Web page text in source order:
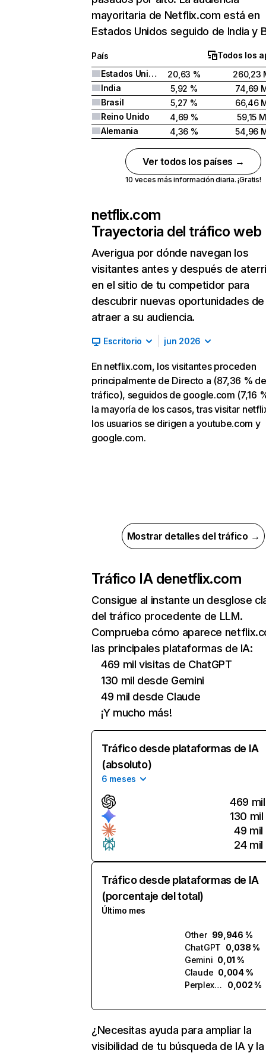
mayoritaria de Netflix.com está en
Estados Unidos seguido de India y
País
Todos los
Estados Unidos
20,63 %
260,23
India
5,92 %
74,69
Brasil
5,27 %
66,46
Reino Unido
4,69 %
59,15 M
Alemania
4,36 % 54,96
Ver todos los países →
10 veces más información diaria. ¡Gratis!
netflix.com
Trayectoria del tráfico web
Averigua por dónde navegan los
visitantes antes y después de
en el sitio de tu competidor para
descubrir nuevas oportunidades de
atraer a su audiencia.
Escritorio jun 2026
En netflix.com, los visitantes proceden
principalmente de Directo a (87,36 % de
tráfico), seguidos de google.com (7,16
la mayoría de los casos, tras visitar
los usuarios se dirigen a youtube.com y
google.com.
Mostrar detalles del tráfico →
Tráfico IA denetflix.com
Consigue al instante un desglose
del tráfico procedente de LLM.
Comprueba cómo aparece
las principales plataformas de IA:
469 mil visitas de ChatGPT
130 mil desde Gemini
49 mil desde Claude
¡Y mucho más!
Tráfico desde plataformas de IA
(absoluto)
6 meses
469 mil
130 mil
49 mil
24 mil
Tráfico desde plataformas de IA
(porcentaje del total)
Último mes
Other 99,946 %
ChatGPT 0,038 %
Gemini 0,01 %
Claude 0,004 %
Perplexity
0,002 %
¿Necesitas ayuda para ampliar la
visibilidad de tu búsqueda de IA y la